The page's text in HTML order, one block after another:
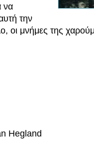
να
την
οι μνήμες της
Hegland